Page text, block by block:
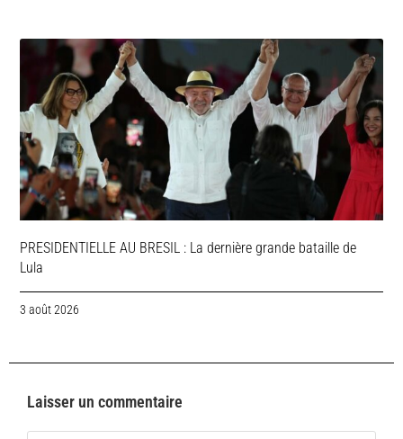
PRESIDENTIELLE AU BRESIL : La dernière grande bataille de
Lula
3 août 2026
Laisser un commentaire